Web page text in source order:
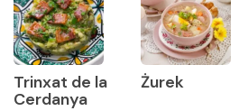
Trinxat de la
Cerdanya
Żurek